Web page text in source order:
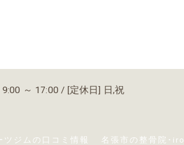
～ 17:00 / [定休日] 日,祝
ジムの口コミ情報 名張市の整骨院･